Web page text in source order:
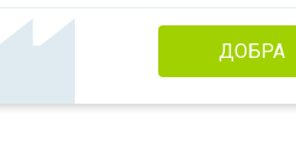
ДОБРА